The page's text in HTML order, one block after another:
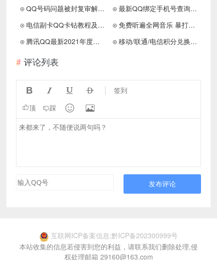
QQ号码问题被封复审解封申请入口
最新QQ绑定手机号查询 反查等功能
电信副卡QQ卡钻教程及卡钻最新地址
免费听遍全网音乐 暴打某Q某易云
腾讯QQ最新2021年度社交形象出炉！
移动/联通/电信积分兑换话费短信代码
评论列表
    签到
顶 踩  
发布评论
互联网ICP备案信息:黔ICP备202300999号
本站收集的信息若侵害到您的利益，请联系我们删除处理,侵
权处理邮箱 29160@163.com